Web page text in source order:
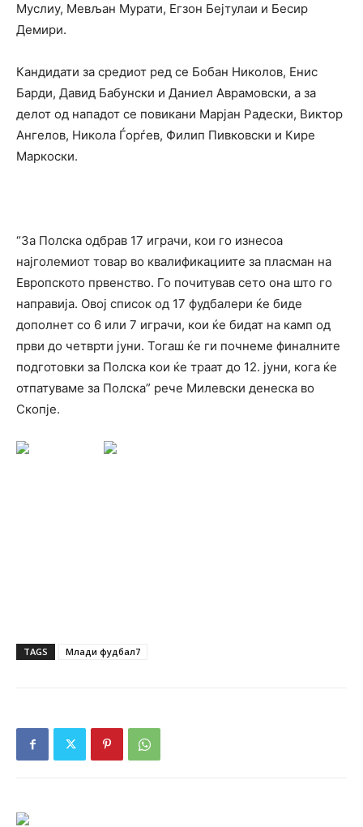
Муслиу, Мевљан Мурати, Егзон Бејтулаи и Бесир
Демири.
Кандидати за средиот ред се Бобан Николов, Енис
Барди, Давид Бабунски и Даниел Аврамовски, а за
делот од нападот се повикани Марјан Радески, Виктор
Ангелов, Никола Ѓорѓев, Филип Пивковски и Кире
Маркоски.
“За Полска одбрав 17 играчи, кои го изнесоа
најголемиот товар во квалификациите за пласман на
Европското првенство. Го почитував сето она што го
направија. Овој список од 17 фудбалери ќе биде
дополнет со 6 или 7 играчи, кои ќе бидат на камп од
први до четврти јуни. Тогаш ќе ги почнеме финалните
подготовки за Полска кои ќе траат до 12. јуни, кога ќе
отпатуваме за Полска” рече Милевски денеска во
Скопје.
TAGS Млади фудбал7